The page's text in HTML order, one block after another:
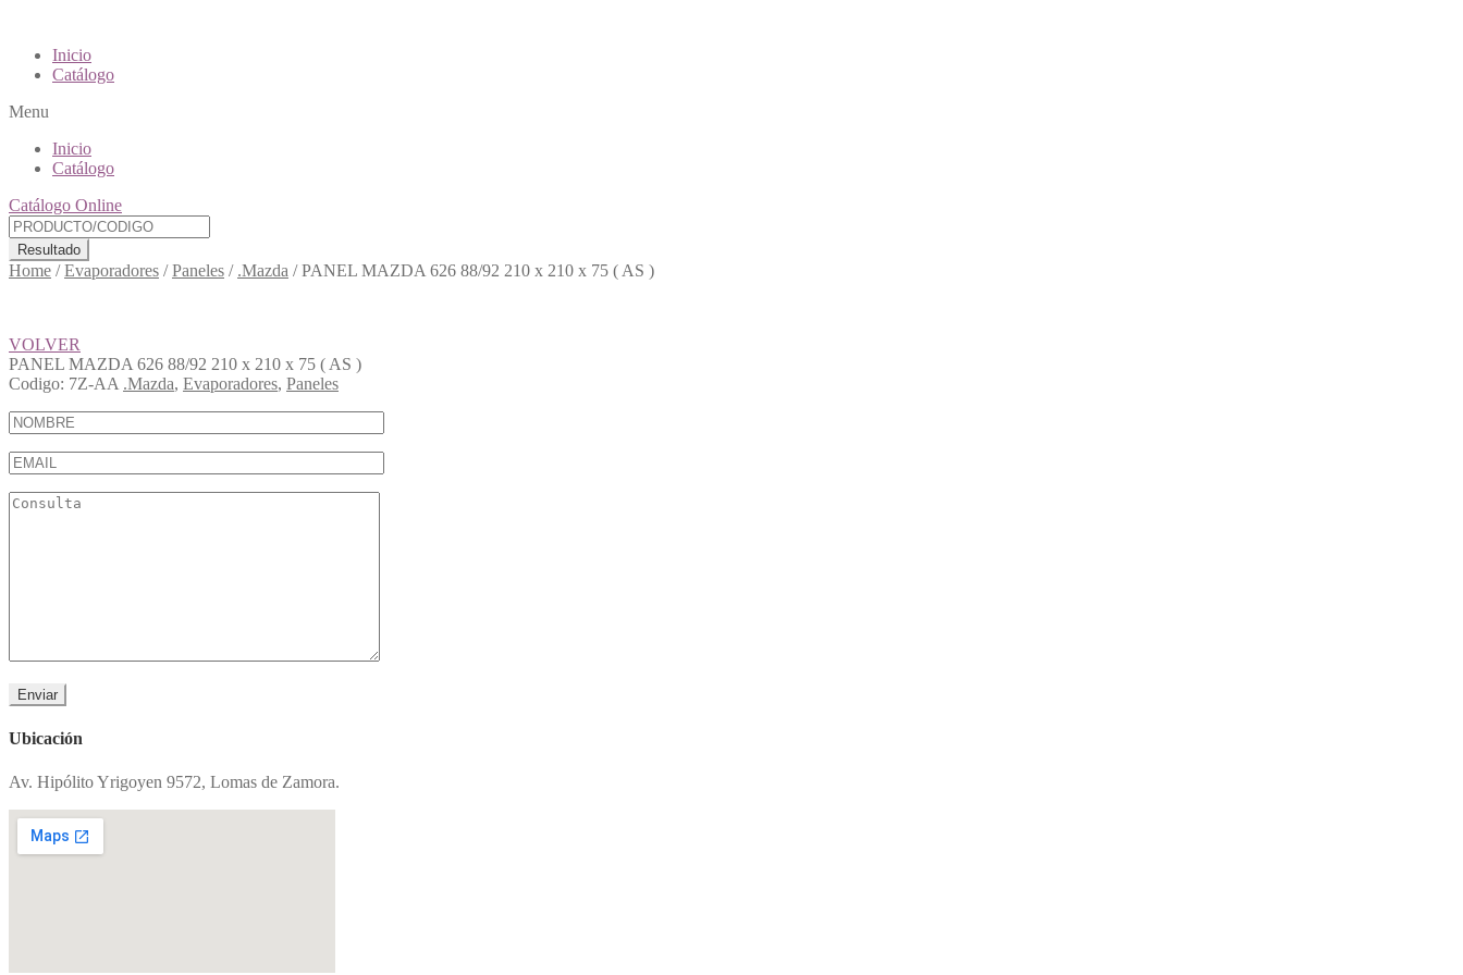
Inicio
Catálogo
Menu
Inicio
Catálogo
Catálogo Online
Resultado
Home /Evaporadores /Paneles / .Mazda /PANEL MAZDA 626 88/92 210 x 210 x 75 ( AS )
VOLVER
PANEL MAZDA 626 88/92 210 x 210 x 75 ( AS )
Codigo: 7Z-AA .Mazda, Evaporadores, Paneles
Ubicación
Av. Hipólito Yrigoyen 9572, Lomas de Zamora.